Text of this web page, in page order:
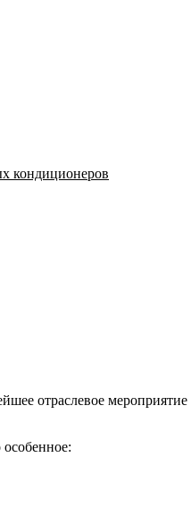
кондиционеров
отраслевое